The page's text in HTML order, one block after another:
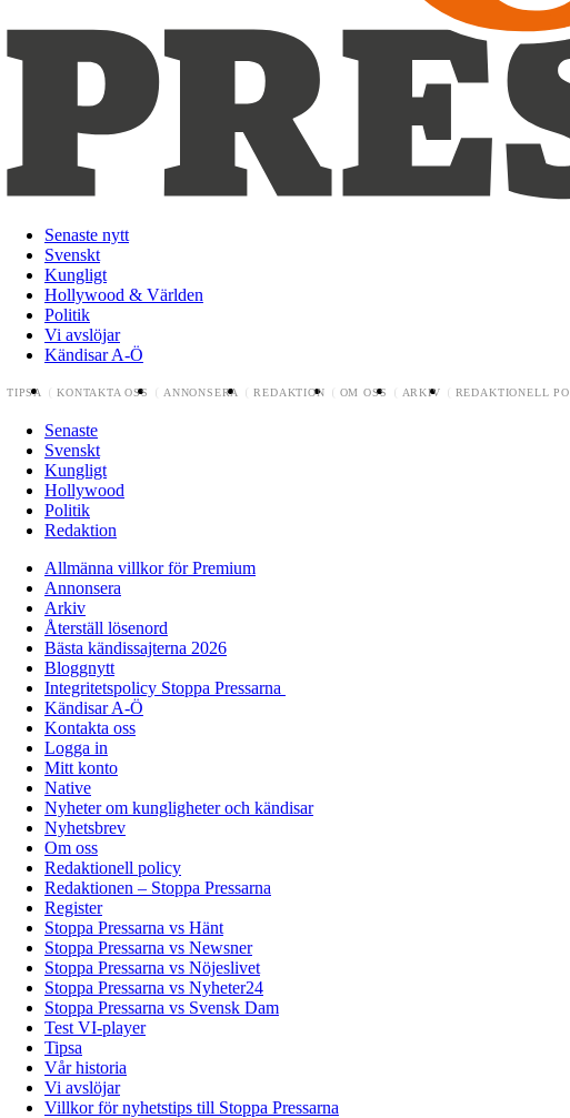
Senaste nytt
Svenskt
Kungligt
Hollywood & Världen
Politik
Vi avslöjar
Kändisar A-Ö
TIPSA KONTAKTA OSS ANNONSERA REDAKTION OM OSS ARKIV REDAKTIONELL
Senaste
Svenskt
Kungligt
Hollywood
Politik
Redaktion
Allmänna villkor för Premium
Annonsera
Arkiv
Återställ lösenord
Bästa kändissajterna 2026
Bloggnytt
Integritetspolicy Stoppa Pressarna
Kändisar A-Ö
Kontakta oss
Logga in
Mitt konto
Native
Nyheter om kungligheter och kändisar
Nyhetsbrev
Om oss
Redaktionell policy
Redaktionen – Stoppa Pressarna
Register
Stoppa Pressarna vs Hänt
Stoppa Pressarna vs Newsner
Stoppa Pressarna vs Nöjeslivet
Stoppa Pressarna vs Nyheter24
Stoppa Pressarna vs Svensk Dam
Test VI-player
Tipsa
Vår historia
Vi avslöjar
Villkor för nyhetstips till Stoppa Pressarna